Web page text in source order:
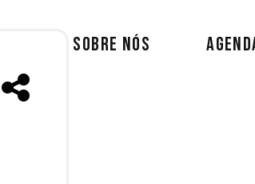
SOBRE NÓS